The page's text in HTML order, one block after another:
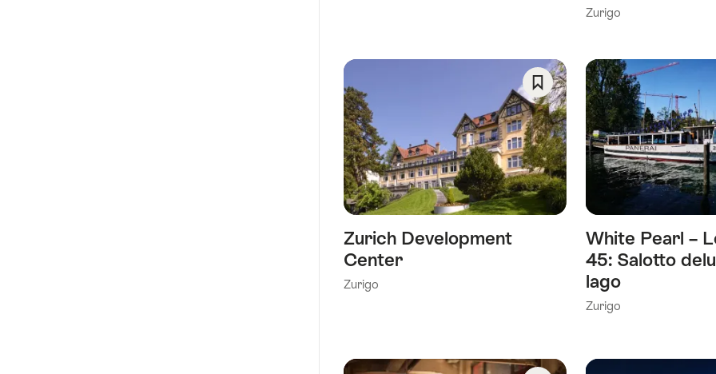
Zurigo
Zurich Development
Center
Zurigo
Salva
come
preferito:
Wishlist
White Pearl –
45: Salotto
lago
Zurigo